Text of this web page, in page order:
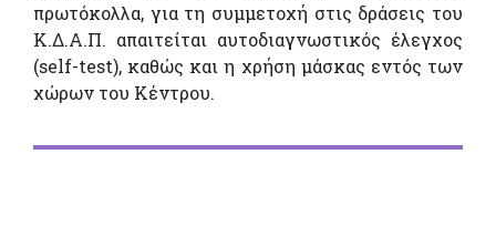
πρωτόκολλα, για τη συμμετοχή στις δράσεις του
Κ.Δ.Α.Π. απαιτείται αυτοδιαγνωστικός έλεγχος
(self-test), καθώς και η χρήση μάσκας εντός των
χώρων του Κέντρου.